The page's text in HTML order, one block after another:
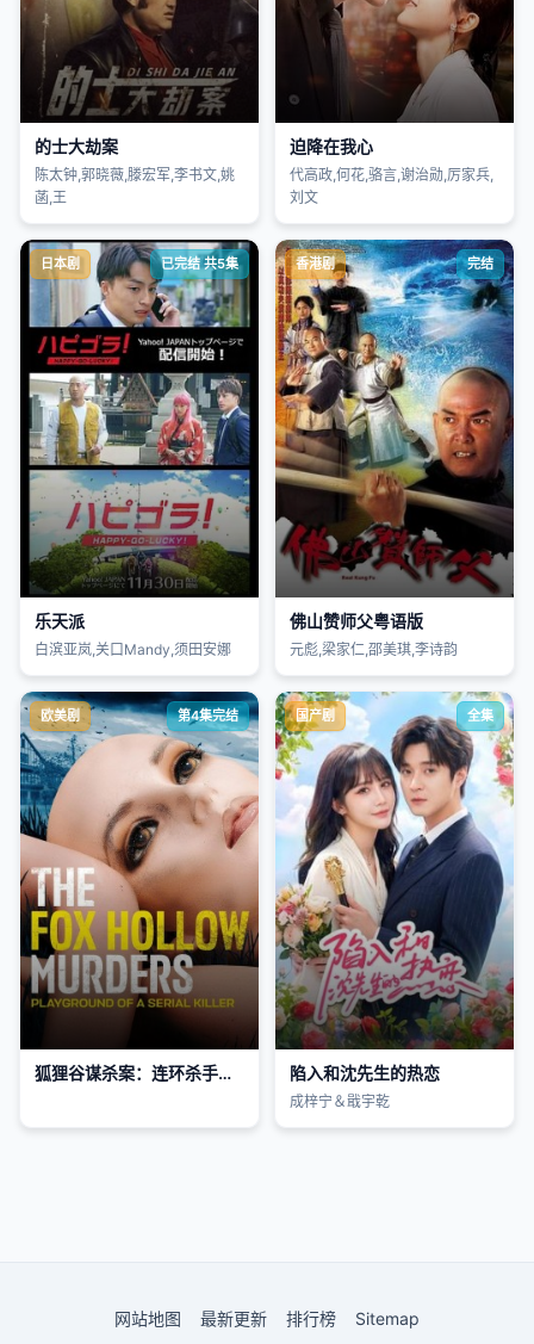
的士大劫案
陈太钟,郭晓薇,滕宏军,李书文,姚
菡,王
迫降在我心
代高政,何花,骆言,谢治勋,厉家兵,
刘文
日本剧 已完结 共5集
乐天派
白滨亚岚,关口Mandy,须田安娜
香港剧 完结
佛山赞师父粤语版
元彪,梁家仁,邵美琪,李诗韵
欧美剧 第4集完结
狐狸谷谋杀案：连环杀手的游乐场
国产剧 全集
陷入和沈先生的热恋
成梓宁＆戢宇乾
网站地图 最新更新 排行榜 Sitemap